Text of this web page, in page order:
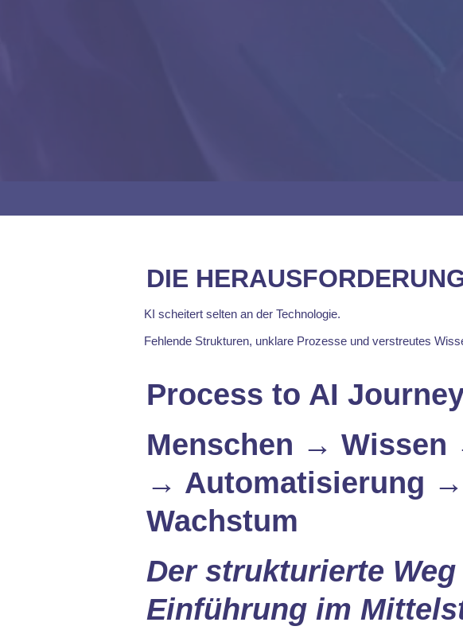
DIE
KI scheitert selten an der Technologie.
Fehlende Strukturen, unklare Prozesse und verstreutes
Process to AI
Menschen →
→ Automatisierung →
Wachstum
Der strukturierte
Einführung im